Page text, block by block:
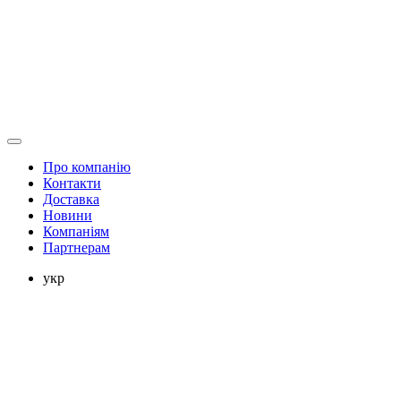
Про компанію
Контакти
Доставка
Новини
Компаніям
Партнерам
укр